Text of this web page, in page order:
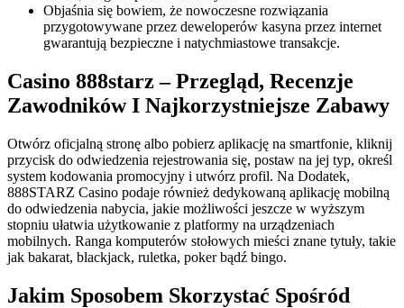
Objaśnia się bowiem, że nowoczesne rozwiązania
przygotowywane przez deweloperów kasyna przez internet
gwarantują bezpieczne i natychmiastowe transakcje.
Casino 888starz – Przegląd, Recenzje
Zawodników I Najkorzystniejsze Zabawy
Otwórz oficjalną stronę albo pobierz aplikację na smartfonie, kliknij
przycisk do odwiedzenia rejestrowania się, postaw na jej typ, określ
system kodowania promocyjny i utwórz profil. Na Dodatek,
888STARZ Casino podaje również dedykowaną aplikację mobilną
do odwiedzenia nabycia, jakie możliwości jeszcze w wyższym
stopniu ułatwia użytkowanie z platformy na urządzeniach
mobilnych. Ranga komputerów stołowych mieści znane tytuły, takie
jak bakarat, blackjack, ruletka, poker bądź bingo.
Jakim Sposobem Skorzystać Spośród